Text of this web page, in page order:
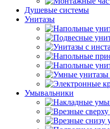
Душевые системы
Унитазы
Умывальники